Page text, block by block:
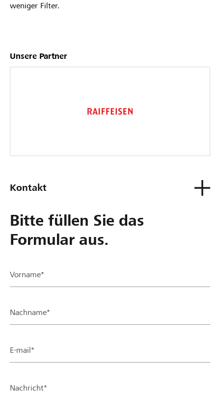
weniger Filter.
Unsere Partner
Kontakt
Bitte füllen Sie das
Formular aus.
Vorname*
Nachname*
E-mail*
Nachricht*